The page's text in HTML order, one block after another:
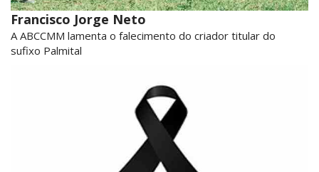
Francisco Jorge Neto
A ABCCMM lamenta o falecimento do criador titular do
sufixo Palmital